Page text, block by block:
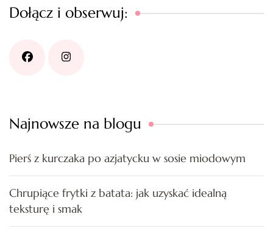
Dołącz i obserwuj:
Najnowsze na blogu
Pierś z kurczaka po azjatycku w sosie miodowym
Chrupiące frytki z batata: jak uzyskać idealną
teksturę i smak